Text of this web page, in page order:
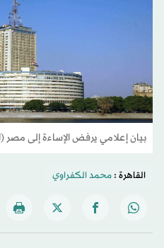
بيان إعلامي يرفض الإساءة إلى مصر
القاهرة :محمد الكفراوي